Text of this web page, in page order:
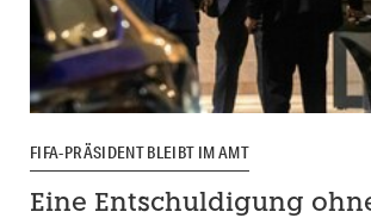
FIFA-PRÄSIDENT BLEIBT IM AMT
Eine Entschuldigung